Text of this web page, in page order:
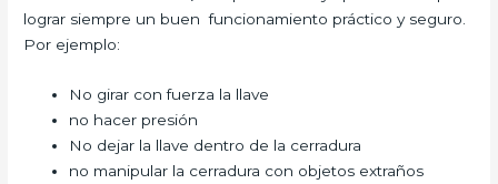
lograr siempre un buen funcionamiento práctico y seguro.
Por ejemplo:
No girar con fuerza la llave
no hacer presión
No dejar la llave dentro de la cerradura
no manipular la cerradura con objetos extraños